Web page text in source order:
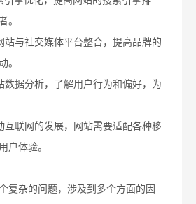
。
站与社交媒体平台整合，提高品牌的
。
数据分析，了解用户行为和偏好，为
互联网的发展，网站需要适配各种移
户体验。
复杂的问题，涉及到多个方面的因